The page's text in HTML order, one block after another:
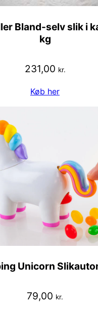
Bland-selv slik i
kg
231,00 kr.
Køb her
Unicorn
79,00 kr.